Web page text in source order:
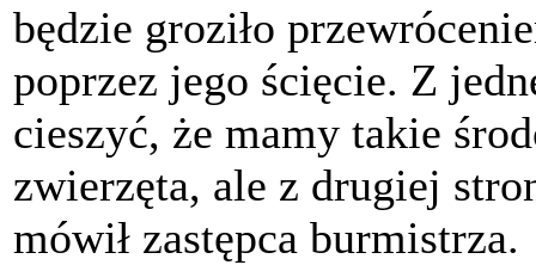
będzie groziło
poprzez jego ścięcie. Z
cieszyć, że mamy takie
zwierzęta, ale z drugiej
mówił zastępca burmistrza.